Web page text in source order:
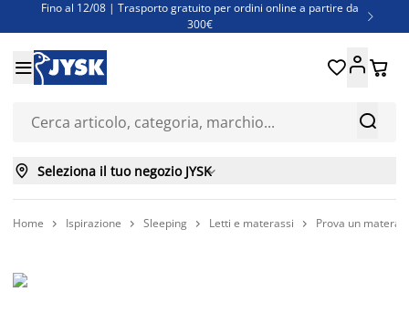
Fino al 12/08 | Trasporto gratuito per ordini online a partire da
300€

Super offerte d'estate | Oltre 1.500 articoli fino al 70%
Finanziamenti - Scegli il piano di rimborso più adatto a te


 
 Seleziona il tuo negozio JYSK
Home  Ispirazione  Sleeping  Letti e materassi  Prova un